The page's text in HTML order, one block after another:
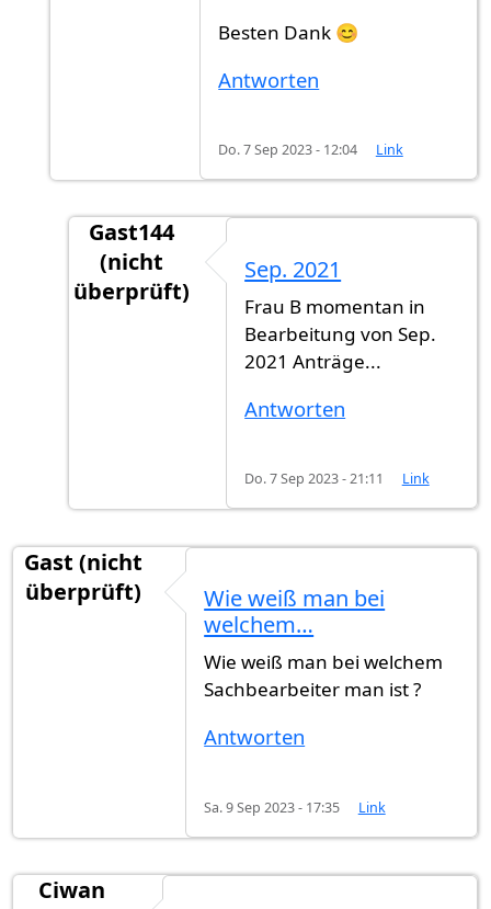
Besten Dank 😊
Antworten
Do. 7 Sep 2023 - 12:04 Link
Gast144
(nicht
überprüft)
Ich glaube, die Reihenfolge…
Sep. 2021
Frau B momentan in
Bearbeitung von Sep.
2021 Anträge...
Antworten
Do. 7 Sep 2023 - 21:11 Link
Gast (nicht
überprüft)
Wie weiß man bei
welchem…
Wie weiß man bei welchem
Sachbearbeiter man ist ?
Antworten
Sa. 9 Sep 2023 - 17:35 Link
Ciwan